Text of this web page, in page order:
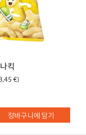
킥
€)
장바구니에 담기